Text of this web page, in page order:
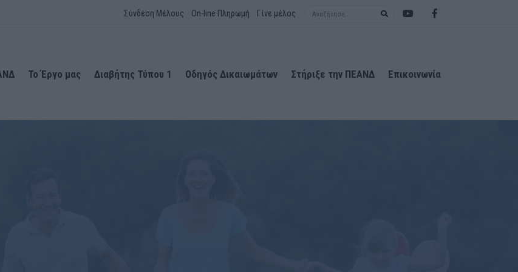
Σύνδεση Μέλους On-line Πληρωμή Γίνε μέλος Search term
Το Έργο μας Διαβήτης Τύπου 1 Οδηγός Δικαιωμάτων Στήριξε την ΠΕΑΝΔ Επικοινωνία